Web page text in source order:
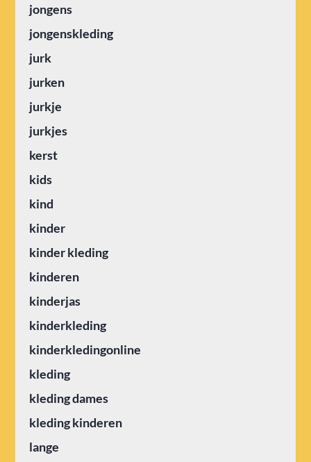
jongens
jongenskleding
jurk
jurken
jurkje
jurkjes
kerst
kids
kind
kinder
kinder kleding
kinderen
kinderjas
kinderkleding
kinderkledingonline
kleding
kleding dames
kleding kinderen
lange